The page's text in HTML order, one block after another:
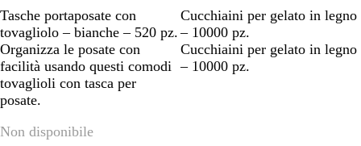
Tasche portaposate con
tovagliolo – bianche – 520 pz.
Organizza le posate con
facilità usando questi comodi
tovaglioli con tasca per
posate.
Cucchiaini per gelato in legno
– 10000 pz.
Cucchiaini per gelato in legno
– 10000 pz.
Non disponibile